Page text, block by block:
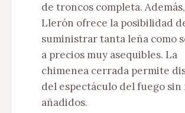
de troncos completa.
Llerón ofrece la posibilidad
suministrar tanta leña como
a precios muy asequibles. La
chimenea cerrada permite
del espectáculo del fuego sin
añadidos.